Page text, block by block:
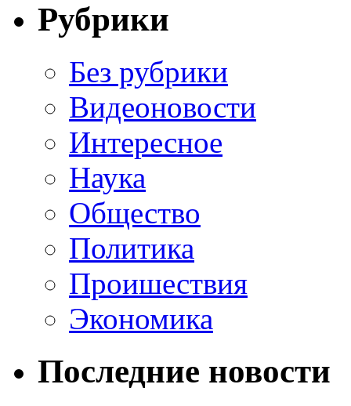
Рубрики
Без рубрики
Видеоновости
Интересное
Наука
Общество
Политика
Проишествия
Экономика
Последние новости